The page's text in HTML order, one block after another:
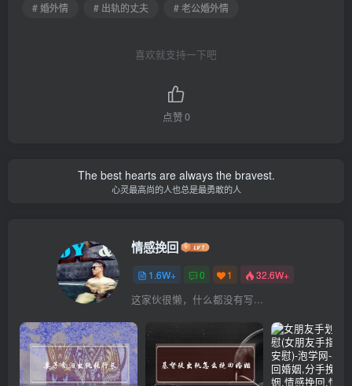
# 婚外情
# 出轨的丈夫 # 老公婚外情
喜欢就支持一下吧
点赞0
The best hearts are always the bravest.
心灵最高尚的人也总是最勇敢的人
情感挽回
1.6W+ 0 1 32.6W+
这家伙很懒，什么都没有写...